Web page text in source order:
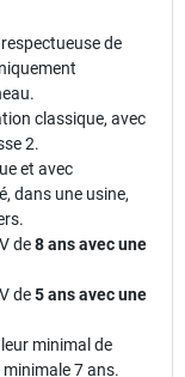
de
classique, avec
2.
et avec
dans une usine,
de8 ans avec une
de5 ans avec une
minimal de
7 ans.